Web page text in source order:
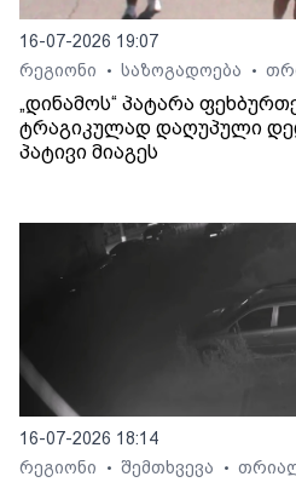
16-07-2026 19:07
რეგიონი
• საზოგადოება •
„დინამოს“ პატარა
ტრაგიკულად დაღუპული
პატივი მიაგეს
16-07-2026 18:14
რეგიონი
• შემთხვევა •